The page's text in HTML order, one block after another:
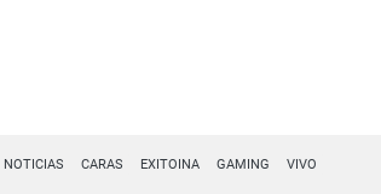
NOTICIAS CARAS EXITOINA GAMING VIVO